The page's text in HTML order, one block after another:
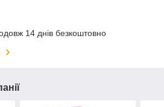
14 днів безкоштовно